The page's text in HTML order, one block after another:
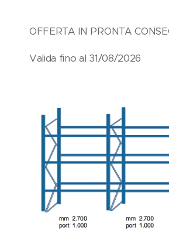
OFFERTA IN PRONTA
Valida fino al 31/08/2026